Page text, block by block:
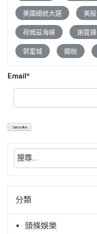
美國總統大選 美股
荷姆茲海峽 謝霆鋒
郭富城 關稅
Email*
搜
關
字:分類
頭條娛樂